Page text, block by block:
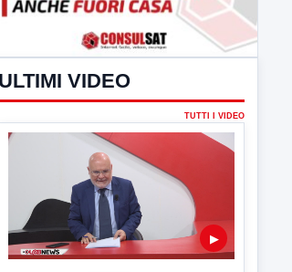
ULTIMI VIDEO
TUTTI I VIDEO
6 AGOSTO 2026 LABNEWS
LabNews del 5 agosto 2026
In studio Enzo Colarusso